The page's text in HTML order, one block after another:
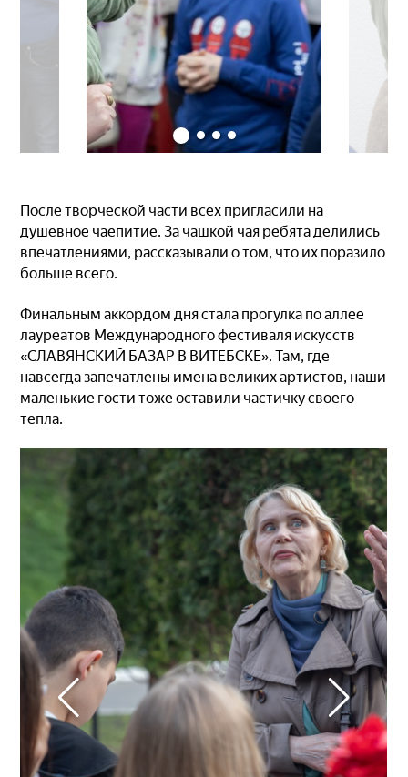
После творческой части всех пригласили на
душевное чаепитие. За чашкой чая ребята делились
впечатлениями, рассказывали о том, что их поразило
больше всего.
Финальным аккордом дня стала прогулка по аллее
лауреатов Международного фестиваля искусств
«СЛАВЯНСКИЙ БАЗАР В ВИТЕБСКЕ». Там, где
навсегда запечатлены имена великих артистов, наши
маленькие гости тоже оставили частичку своего
тепла.